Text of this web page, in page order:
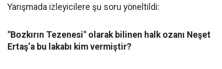
Yarışmada izleyicilere şu soru yöneltildi:
"Bozkırın Tezenesi" olarak bilinen halk ozanı Neşet
Ertaş’a bu lakabı kim vermiştir?